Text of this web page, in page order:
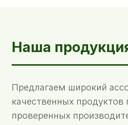
Наша
Предлагаем широкий
качественных продуктов
проверенных